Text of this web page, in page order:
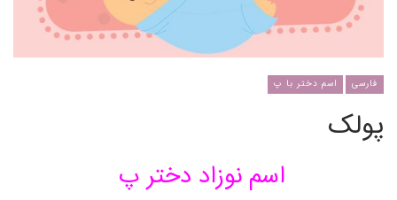
فارسی اسم دختر با پ
پولک
اسم نوزاد دختر پ